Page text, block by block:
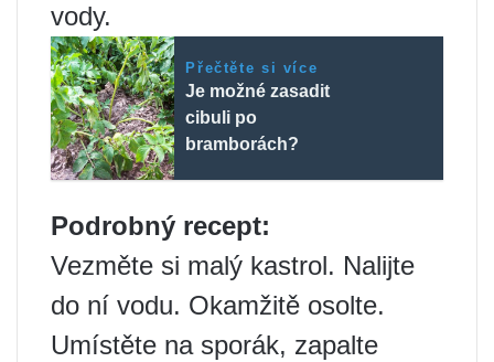
vody.
Přečtěte si více
Je možné zasadit
cibuli po
bramborách?
Podrobný recept:
Vezměte si malý kastrol. Nalijte
do ní vodu. Okamžitě osolte.
Umístěte na sporák, zapalte